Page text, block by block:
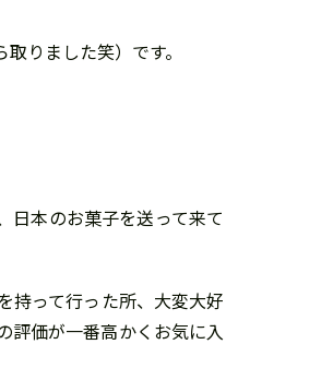
りました笑）です。
日本のお菓子を送って来て
持って行った所、大変大好
評価が一番高かくお気に入